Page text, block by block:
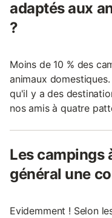
adaptés aux
?
Moins de 10 % des
animaux
qu'il y a des
nos amis à quatre
Les campings
général une
Evidemment ! Selon